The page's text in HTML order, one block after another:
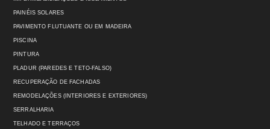
PAINÉIS SOLARES
PAVIMENTO FLUTUANTE OU EM MADEIRA
PISCINA
PINTURA
PLADUR (PAREDES E TETO-FALSO)
RECUPERAÇÃO DE FACHADAS
REMODELAÇÕES (INTERIORES E EXTERIORES)
SERRALHARIA
TELHADO E TERRAÇOS